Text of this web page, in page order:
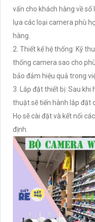
vấn cho khách hàng về
lựa các loại camera phù
hàng.
2. Thiết kế hệ thống: Kỹ
thống camera sao cho
bảo đảm hiệu quả trong
3. Lắp đặt thiết bị: Sau khi
thuật sẽ tiến hành lắp đặt
Họ sẽ cài đặt và kết nối
định.